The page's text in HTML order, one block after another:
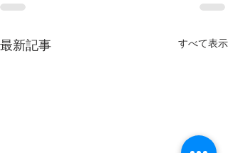
最新記事 すべて表示